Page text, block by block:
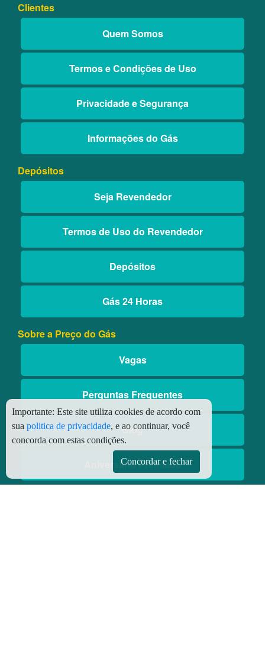
Clientes
Quem Somos
Termos e Condições de Uso
Privacidade e Segurança
Informações do Gás
Depósitos
Seja Revendedor
Termos de Uso do Revendedor
Depósitos
Gás 24 Horas
Sobre a Preço do Gás
Vagas
Perguntas Frequentes
Blog
Aniversário Premiado
Importante: Este site utiliza cookies de acordo com
sua politica de privacidade, e ao continuar, você
concorda com estas condições.
Concordar e fechar